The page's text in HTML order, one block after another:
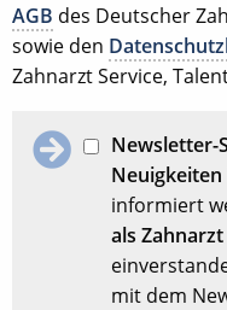
AGB des Deutscher
sowie den
Zahnarzt Service,
Newsletter-
informiert
als Zahnarzt
mit dem